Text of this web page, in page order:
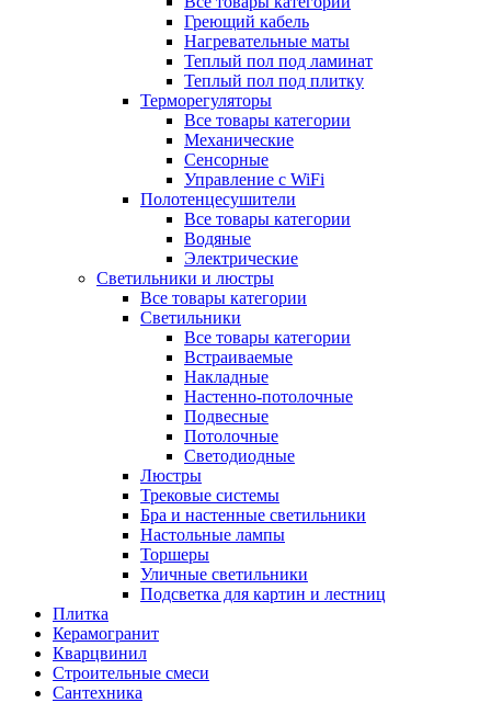
Греющий кабель
Нагревательные маты
Теплый пол под ламинат
Теплый пол под плитку
Терморегуляторы
Все товары категории
Механические
Сенсорные
Управление с WiFi
Полотенцесушители
Все товары категории
Водяные
Электрические
Светильники и люстры
Все товары категории
Светильники
Все товары категории
Встраиваемые
Накладные
Настенно-потолочные
Подвесные
Потолочные
Светодиодные
Люстры
Трековые системы
Бра и настенные светильники
Настольные лампы
Торшеры
Уличные светильники
Подсветка для картин и лестниц
Плитка
Керамогранит
Кварцвинил
Строительные смеси
Сантехника